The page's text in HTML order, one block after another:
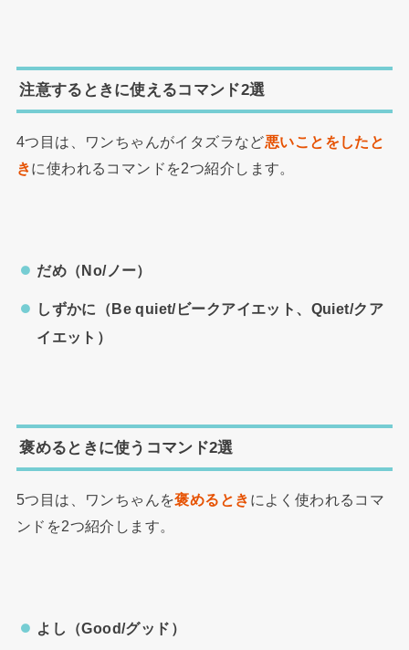
注意するときに使えるコマンド2選
4つ目は、ワンちゃんがイタズラなど悪いことをしたと
きに使われるコマンドを2つ紹介します。
だめ（No/ノー）
しずかに（Be quiet/ビークアイエット、Quiet/クア
イエット）
褒めるときに使うコマンド2選
5つ目は、ワンちゃんを褒めるとき によく使われるコマ
ンドを2つ紹介します。
よし（Good/グッド）